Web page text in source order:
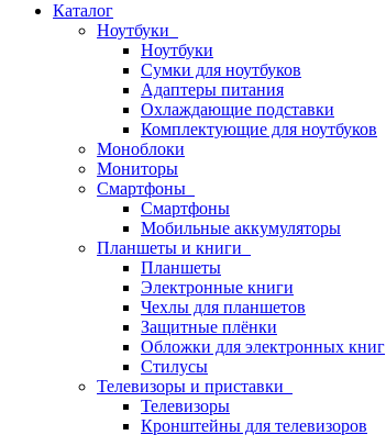
Каталог
Ноутбуки
Ноутбуки
Сумки для ноутбуков
Адаптеры питания
Охлаждающие подставки
Комплектующие для ноутбуков
Моноблоки
Мониторы
Смартфоны
Смартфоны
Мобильные аккумуляторы
Планшеты и книги
Планшеты
Электронные книги
Чехлы для планшетов
Защитные плёнки
Обложки для электронных книг
Стилусы
Телевизоры и приставки
Телевизоры
Кронштейны для телевизоров